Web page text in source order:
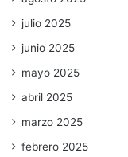
julio 2025
junio 2025
mayo 2025
abril 2025
marzo 2025
febrero 2025